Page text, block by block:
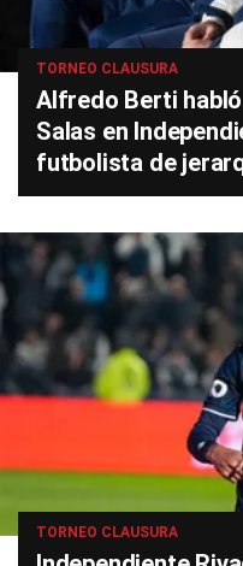
TORNEO CLAUSURA
Alfredo Berti
Salas en
futbolista de
TORNEO CLAUSURA